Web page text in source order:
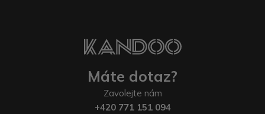
Máte dotaz?
Zavolejte nám
+420 771 151 094